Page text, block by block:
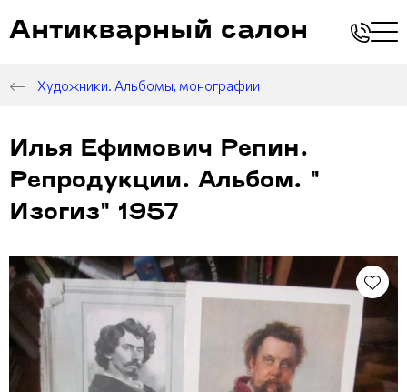
Антикварный салон
Художники. Альбомы, монографии
Илья Ефимович Репин.
Репродукции. Альбом. "
Изогиз" 1957